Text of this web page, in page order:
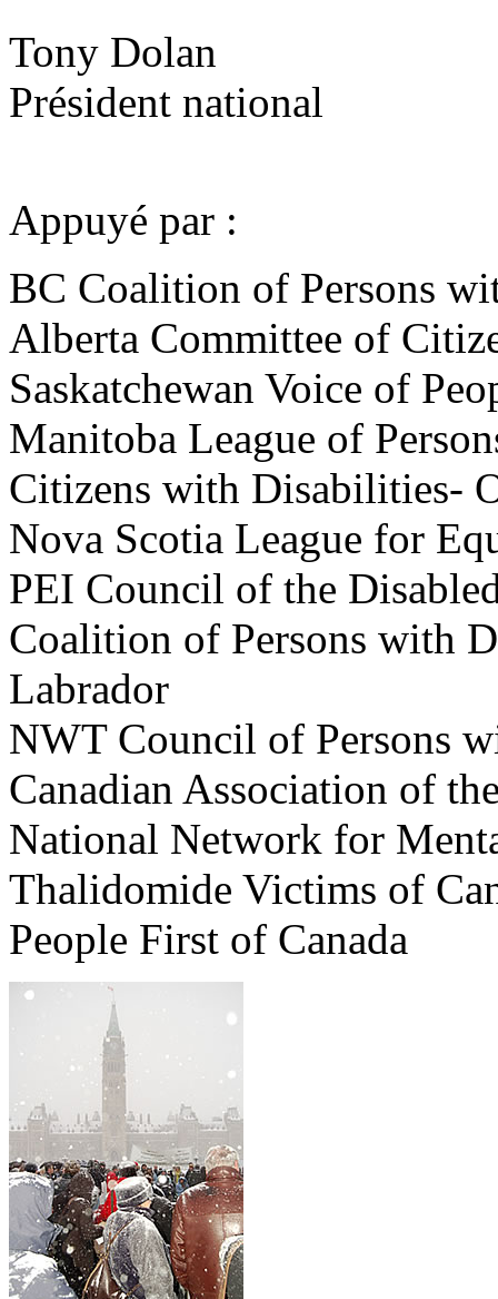
Tony Dolan
Président national
Appuyé par :
BC Coalition of Persons
Alberta Committee of
Saskatchewan Voice of
Manitoba League of
Citizens with Disabilities-
Nova Scotia League for
PEI Council of the
Coalition of Persons with
Labrador
NWT Council of Persons
Canadian Association of
National Network for
Thalidomide Victims of
People First of Canada